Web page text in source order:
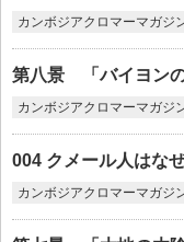
カンボジアクロマーマガジ
第八景 「バイヨンの
カンボジアクロマーマガジ
004 クメール人はな
カンボジアクロマーマガジ